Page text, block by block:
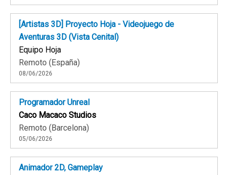
[Artistas 3D] Proyecto Hoja - Videojuego de
Aventuras 3D (Vista Cenital)
Equipo Hoja
Remoto (España)
08/06/2026
Programador Unreal
Caco Macaco Studios
Remoto (Barcelona)
05/06/2026
Animador 2D, Gameplay